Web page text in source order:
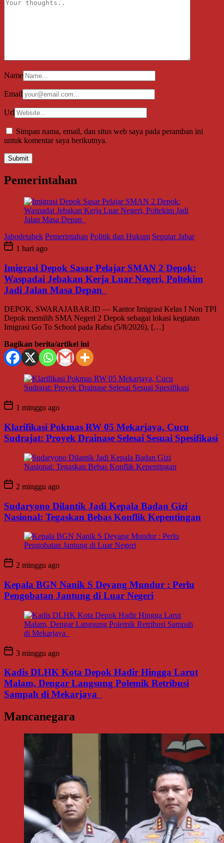
Name
Email
Url
Simpan nama, email, dan situs web saya pada peramban ini
untuk komentar saya berikutnya.
Pemerintahan
Jabodetabek Pemerintahan Politik dan Hukum Seputar Jabar
1 hari ago
Imigrasi Depok Sasar Pelajar SMAN 2 Depok:
Waspadai Jebakan Kerja Luar Negeri, Poltekim
Jadi Jalan Masa Depan
DEPOK, SWARAJABAR.ID — Kantor Imigrasi Kelas I Non TPI
Depok memilih SMA Negeri 2 Depok sebagai lokasi kegiatan
Imigrasi Go To School pada Rabu (5/8/2026), […]
Bagikan berita/artikel ini
1 minggu ago
Klarifikasi Pokmas RW 05 Mekarjaya, Cucu
Sudrajat: Proyek Drainase Selesai Sesuai Spesifikasi
2 minggu ago
Sudaryono Dilantik Jadi Kepala Badan Gizi
Nasional: Tegaskan Bebas Konflik Kepentingan
2 minggu ago
Kepala BGN Nanik S Deyang Mundur : Perlu
Pengobatan Jantung di Luar Negeri
3 minggu ago
Kadis DLHK Kota Depok Hadir Hingga Larut
Malam, Dengar Langsung Polemik Retribusi
Sampah di Mekarjaya
Mancanegara